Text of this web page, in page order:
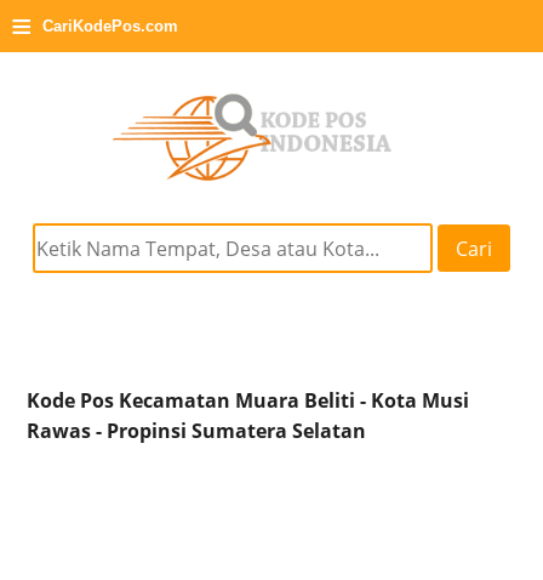
≡ CariKodePos.com
Cari
Kode Pos Kecamatan Muara Beliti - Kota Musi
Rawas - Propinsi Sumatera Selatan